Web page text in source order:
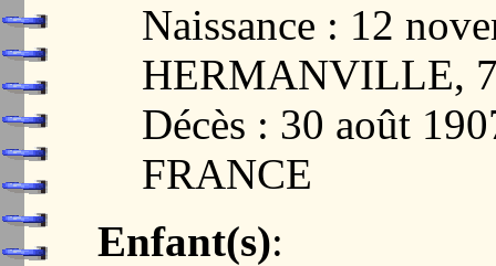
Naissance : 12
HERMANVILLE,
Décès : 30 août
FRANCE
Enfant(s):